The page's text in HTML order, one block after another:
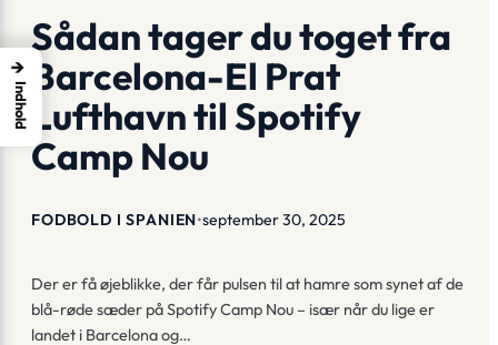
Sådan tager du toget fra
Barcelona-El Prat
Lufthavn til Spotify
Camp Nou
FODBOLD I SPANIEN•september 30, 2025
Der er få øjeblikke, der får pulsen til at hamre som synet af de
blå-røde sæder på Spotify Camp Nou – især når du lige er
landet i Barcelona og…
→
Indhold